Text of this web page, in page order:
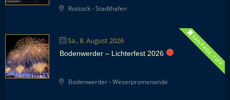
Rostock - Stadthafen
Sa., 8. August 2026 FANPAGE-TIPP
Bodenwerder – Lichterfest 2026
Bodenwerder - Weserpromenande